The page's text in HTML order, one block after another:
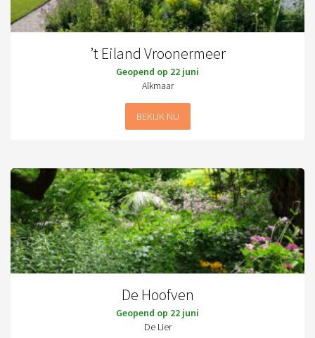
’t Eiland Vroonermeer
Geopend op 22 juni
Alkmaar
BEKIJK NU
De Hoofven
Geopend op 22 juni
De Lier